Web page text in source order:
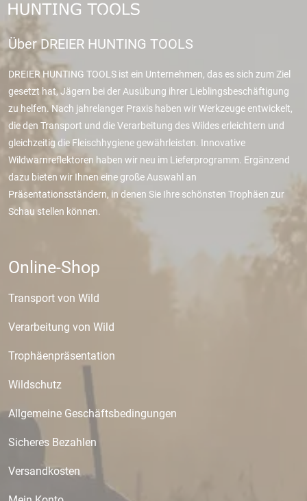
Über DREIER HUNTING TOOLS
DREIER HUNTING TOOLS ist ein Unternehmen, das es sich zum Ziel
gesetzt hat, Jägern bei der Ausübung ihrer Lieblingsbeschäftigung
zu helfen. Nach jahrelanger Praxis haben wir Werkzeuge entwickelt,
die den Transport und die Verarbeitung des Wildes erleichtern und
gleichzeitig die Fleischhygiene gewährleisten. Innovative
Wildwarnreflektoren haben wir neu im Lieferprogramm. Ergänzend
dazu bieten wir Ihnen eine große Auswahl an
Präsentationsständern, in denen Sie Ihre schönsten Trophäen zur
Schau stellen können.
Online-Shop
Transport von Wild
Verarbeitung von Wild
Trophäenpräsentation
Wildschutz
Allgemeine Geschäftsbedingungen
Sicheres Bezahlen
Versandkosten